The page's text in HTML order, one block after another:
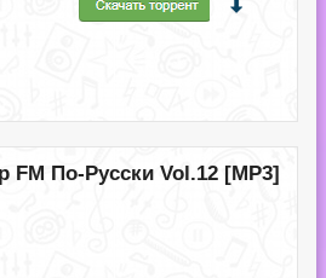
FM По-Русски Vol.12 [MP3]